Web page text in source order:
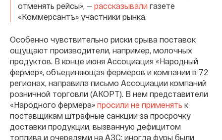
отменять рейсы», — рассказывали газете
«Коммерсантъ» участники рынка.
Особенно чувствительно риски срыва поставок
ощущают производители, например, молочных
продуктов. В конце июня Ассоциация «Народный
фермер», объединяющая фермеров и компании в 72
регионах, направила письмо Ассоциации компаний
розничной торговли (АКОРТ). В нем представители
«Народного фермера» просили не применять к
поставщикам штрафные санкции за просрочку
доставки продукции, вызванную дефицитом
топлива и очередями на АЗС: иногда фуры были